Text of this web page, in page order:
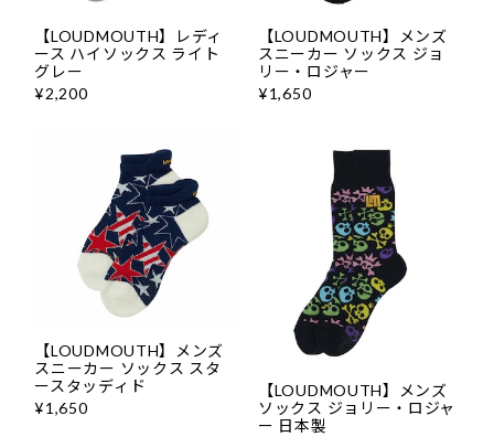
プライバシーポリシー
特定商取引法に基づく表記
【LOUDMOUTH】レディ
ース ハイソックス ライト
グレー
¥2,200
【LOUDMOUTH】メンズ
スニーカー ソックス ジョ
リー・ロジャー
¥1,650
【LOUDMOUTH】メンズ
スニーカー ソックス スタ
ースタッディド
¥1,650
【LOUDMOUTH】メンズ
ソックス ジョリー・ロジャ
ー 日本製